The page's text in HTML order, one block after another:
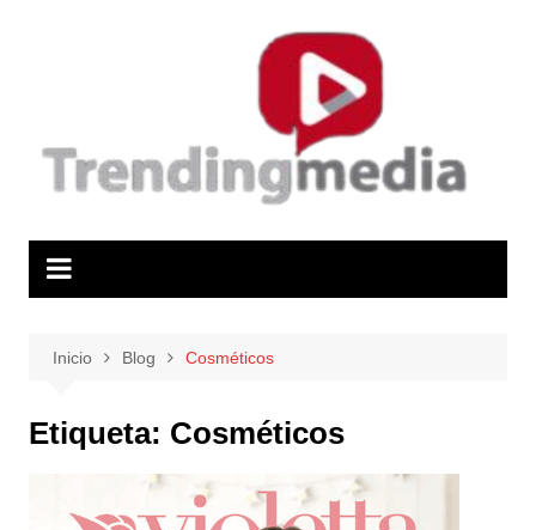
Inicio Blog Cosméticos
Etiqueta: Cosméticos